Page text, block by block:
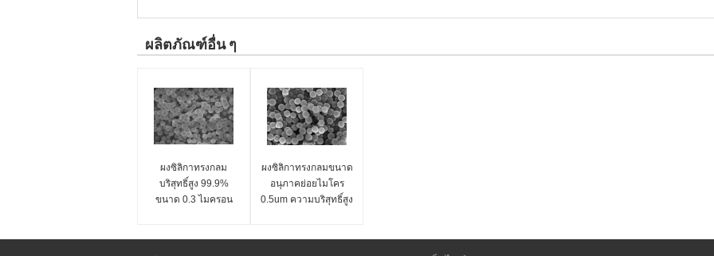
ผลิตภัณฑ์อื่น ๆ
ผงซิลิกาทรงกลม
บริสุทธิ์สูง 99.9%
ขนาด 0.3 ไมครอน
ผงซิลิกาทรงกลมขนาด
อนุภาคย่อยไมโคร
0.5um ความบริสุทธิ์สูง